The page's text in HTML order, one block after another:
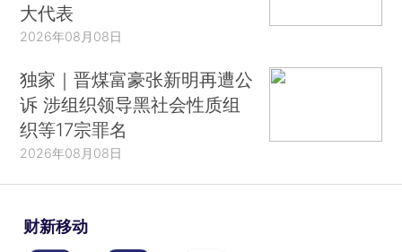
大代表
2026年08月08日
独家｜晋煤富豪张新明再遭公
诉 涉组织领导黑社会性质组
织等17宗罪名
2026年08月08日
财新移动